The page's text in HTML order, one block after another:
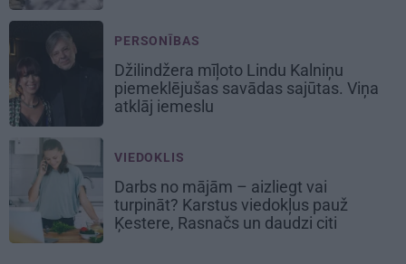
PERSONĪBAS
Džilindžera mīļoto Lindu Kalniņu
piemeklējušas savādas sajūtas. Viņa
atklāj iemeslu
VIEDOKLIS
Darbs no mājām – aizliegt vai
turpināt? Karstus viedokļus pauž
Ķestere, Rasnačs un daudzi citi